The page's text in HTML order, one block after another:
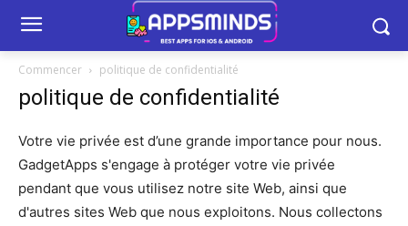
Commencer politique de confidentialité
politique de confidentialité
Votre vie privée est d’une grande importance pour nous.
GadgetApps s'engage à protéger votre vie privée
pendant que vous utilisez notre site Web, ainsi que
d'autres sites Web que nous exploitons. Nous collectons